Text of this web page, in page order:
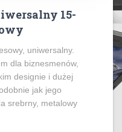
15-
uniwersalny.
dla biznesmenów,
designie i dużej
jak jego
srebrny, metalowy